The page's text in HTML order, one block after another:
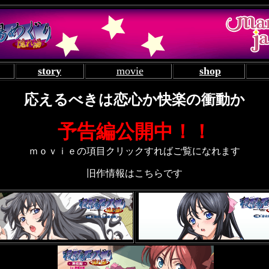
story movie shop
応えるべきは恋心か快楽の衝動か
予告編公開中！！
ｍｏｖｉｅの項目クリックすればご覧になれます
旧作情報はこちらです